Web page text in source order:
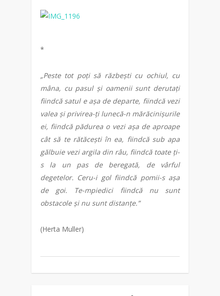
*
„Peste tot poți să răzbești cu ochiul, cu
mâna, cu pasul și oamenii sunt derutați
fiindcă satul e așa de departe, fiindcă vezi
valea și privirea-ți lunecă-n mărăcinișurile
ei, fiindcă pădurea o vezi așa de aproape
cât să te rătăcești în ea, fiindcă sub apa
gălbuie vezi argila din râu, fiindcă toate ți-
s la un pas de beregată, de vârful
degetelor. Ceru-i gol fiindcă pomii-s așa
de goi. Te-mpiedici fiindcă nu sunt
obstacole și nu sunt distanțe.”
(Herta Muller)